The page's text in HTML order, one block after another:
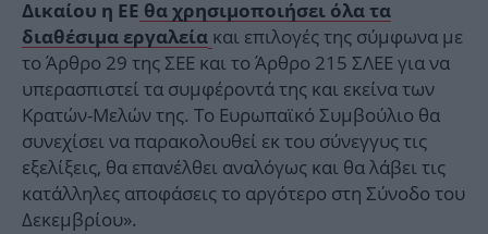
Δικαίου η ΕΕ θα χρησιμοποιήσει όλα τα
διαθέσιμα εργαλεία και επιλογές της σύμφωνα με
το Άρθρο 29 της ΣΕΕ και το Άρθρο 215 ΣΛΕΕ για να
υπερασπιστεί τα συμφέροντά της και εκείνα των
Κρατών-Μελών της. Το Ευρωπαϊκό Συμβούλιο θα
συνεχίσει να παρακολουθεί εκ του σύνεγγυς τις
εξελίξεις, θα επανέλθει αναλόγως και θα λάβει τις
κατάλληλες αποφάσεις το αργότερο στη Σύνοδο του
Δεκεμβρίου».